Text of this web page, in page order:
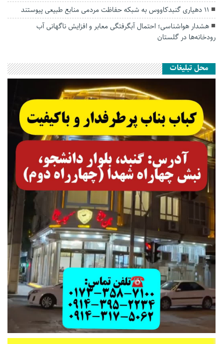
۱۱ دهیاری گنبدکاووس به شبکه حفاظت مردمی منابع طبیعی پیوستند
هشدار هواشناسی؛ احتمال آبگرفتگی معابر و افزایش ناگهانی آب
رودخانه‌ها در گلستان
محل تبلیغات